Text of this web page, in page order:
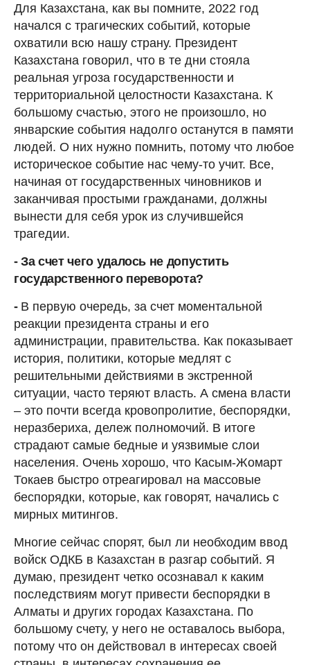
Для Казахстана, как вы помните, 2022 год
начался с трагических событий, которые
охватили всю нашу страну. Президент
Казахстана говорил, что в те дни стояла
реальная угроза государственности и
территориальной целостности Казахстана. К
большому счастью, этого не произошло, но
январские события надолго останутся в памяти
людей. О них нужно помнить, потому что любое
историческое событие нас чему-то учит. Все,
начиная от государственных чиновников и
заканчивая простыми гражданами, должны
вынести для себя урок из случившейся
трагедии.
- За счет чего удалось не допустить
государственного переворота?
- В первую очередь, за счет моментальной
реакции президента страны и его
администрации, правительства. Как показывает
история, политики, которые медлят с
решительными действиями в экстренной
ситуации, часто теряют власть. А смена власти
– это почти всегда кровопролитие, беспорядки,
неразбериха, дележ полномочий. В итоге
страдают самые бедные и уязвимые слои
населения. Очень хорошо, что Касым-Жомарт
Токаев быстро отреагировал на массовые
беспорядки, которые, как говорят, начались с
мирных митингов.
Многие сейчас спорят, был ли необходим ввод
войск ОДКБ в Казахстан в разгар событий. Я
думаю, президент четко осознавал к каким
последствиям могут привести беспорядки в
Алматы и других городах Казахстана. По
большому счету, у него не оставалось выбора,
потому что он действовал в интересах своей